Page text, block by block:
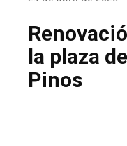
la plaza
Pinos